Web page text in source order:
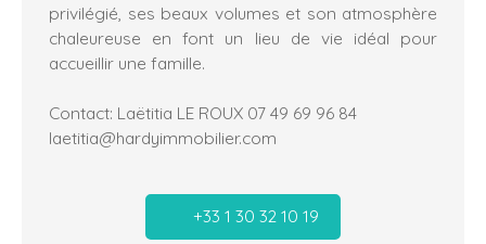
privilégié, ses beaux volumes et son atmosphère
chaleureuse en font un lieu de vie idéal pour
accueillir une famille.
Contact: Laëtitia LE ROUX 07 49 69 96 84
laetitia@hardyimmobilier.com
+33 1 30 32 10 19